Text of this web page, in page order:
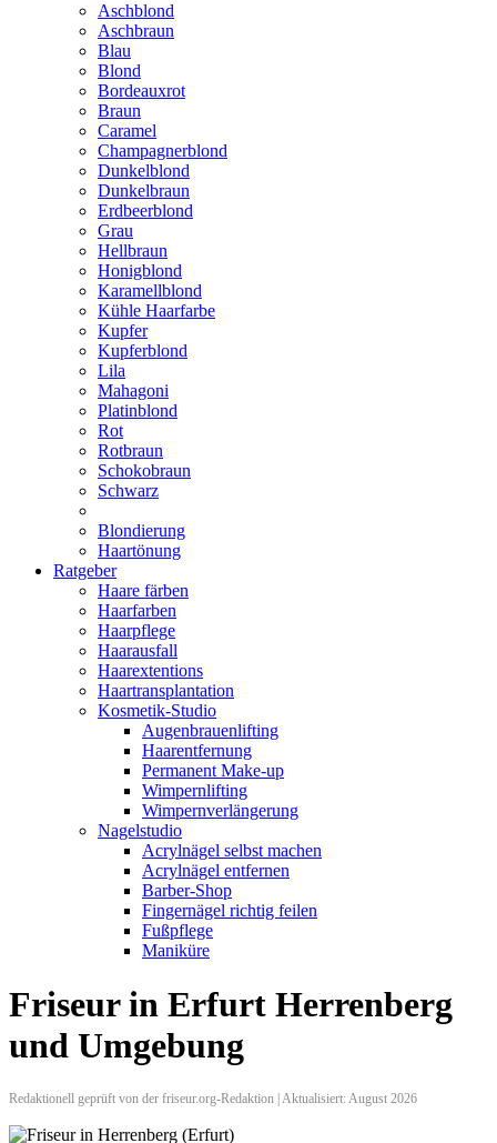
Aschblond
Aschbraun
Blau
Blond
Bordeauxrot
Braun
Caramel
Champagnerblond
Dunkelblond
Dunkelbraun
Erdbeerblond
Grau
Hellbraun
Honigblond
Karamellblond
Kühle Haarfarbe
Kupfer
Kupferblond
Lila
Mahagoni
Platinblond
Rot
Rotbraun
Schokobraun
Schwarz
Blondierung
Haartönung
Ratgeber
Haare färben
Haarfarben
Haarpflege
Haarausfall
Haarextentions
Haartransplantation
Kosmetik-Studio
Augenbrauenlifting
Haarentfernung
Permanent Make-up
Wimpernlifting
Wimpernverlängerung
Nagelstudio
Acrylnägel selbst machen
Acrylnägel entfernen
Barber-Shop
Fingernägel richtig feilen
Fußpflege
Maniküre
Friseur in Erfurt Herrenberg
und Umgebung
Redaktionell geprüft von der friseur.org-Redaktion | Aktualisiert: August 2026